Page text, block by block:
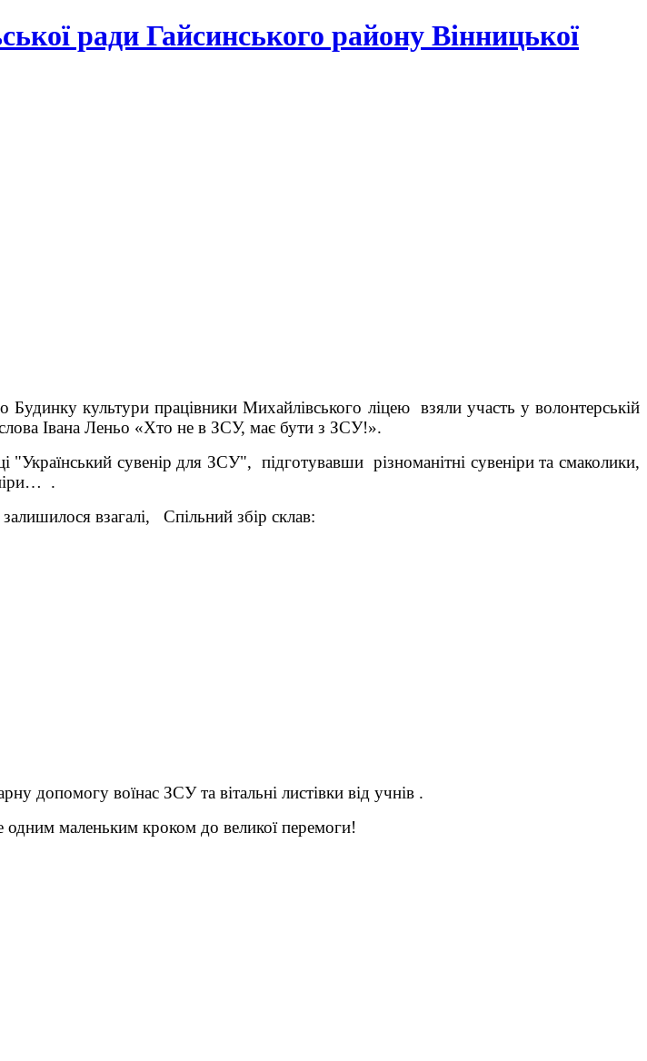
ради Гайсинського району Вінницької
Будинку культурипрацівники Михайлівського ліцею взяли участь у волонтерській
Івана Леньо «Хто не в ЗСУ, має бути з ЗСУ!».
"Український сувенір для ЗСУ", підготувавши різноманітні сувеніри та смаколики,
.
взагалі, Спільний збір склав:
допомогу воїнас ЗСУ та вітальні листівки від учнів .
маленьким кроком до великої перемоги!